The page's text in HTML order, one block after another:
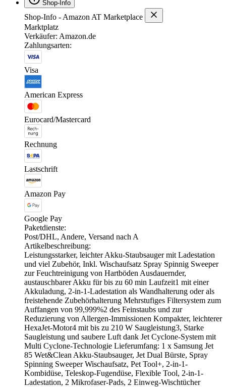
Shop-Info
Shop-Info - Amazon AT Marketplace
Marktplatz
Verkäufer: Amazon.de
Zahlungsarten:
Visa
American Express
Eurocard/Mastercard
Rechnung
Lastschrift
Amazon Pay
Google Pay
Paketdienste:
Post/DHL, Andere, Versand nach A
Artikelbeschreibung:
Leistungsstarker, leichter Akku-Staubsauger mit Ladestation
und viel Zubehör, Inkl. Wischaufsatz Spray Spinnig Sweeper
zur Feuchtreinigung von Hartböden Ausdauernder,
austauschbarer Akku für bis zu 60 min Laufzeit1 mit einer
Akkuladung, 2-in-1-Ladestation als Wandhalterung oder als
freistehende Zubehörhalterung Mehrstufiges Filtersystem zum
Auffangen von 99,999%2 des Feinstaubs und zur
Reduzierung von Allergen-Immissionen Kompakter, leichterer
HexaJet-Motor4 mit bis zu 210 W Saugleistung3, Starke
Saugleistung und saubere Luft dank Jet Cyclone-System mit
Multi Cyclone-Technologie Lieferumfang: 1 x Samsung Jet
85 Wet&Clean Akku-Staubsauger, Jet Dual Bürste, Spray
Spinning Sweeper Wischaufsatz, Pet Tool+, 2-in-1-
Kombidüse, Teleskop-Fugendüse, Flexible Tool, 2-in-1-
Ladestation, 2 Mikrofaser-Pads, 2 Einweg-Wischtücher